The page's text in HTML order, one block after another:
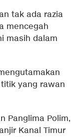
tak ada razia
mencegah
masih dalam
yang rawan
Panglima Polim,
Kanal Timur